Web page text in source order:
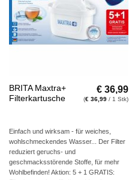
BRITA Maxtra+
Filterkartusche
€ 36,99
(€ 36,99 / 1 Stk)
Einfach und wirksam - für weiches,
wohlschmeckendes Wasser... Der Filter
reduziert geruchs- und
geschmacksstörende Stoffe, für mehr
Wohlbefinden! Aktion: 5 + 1 GRATIS: